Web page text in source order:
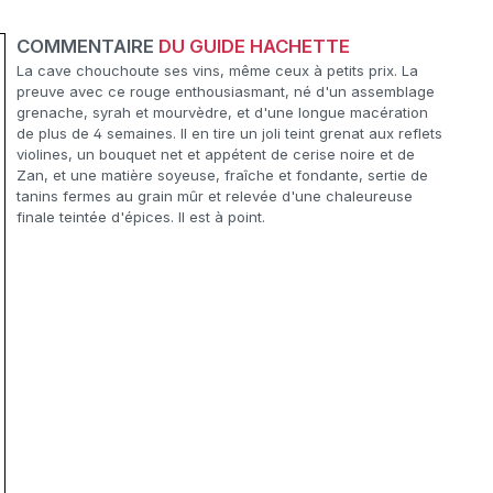
COMMENTAIRE DU GUIDE HACHETTE
La cave chouchoute ses vins, même ceux à petits prix. La
preuve avec ce rouge enthousiasmant, né d'un assemblage
grenache, syrah et mourvèdre, et d'une longue macération
de plus de 4 semaines. Il en tire un joli teint grenat aux reflets
violines, un bouquet net et appétent de cerise noire et de
Zan, et une matière soyeuse, fraîche et fondante, sertie de
tanins fermes au grain mûr et relevée d'une chaleureuse
finale teintée d'épices. Il est à point.